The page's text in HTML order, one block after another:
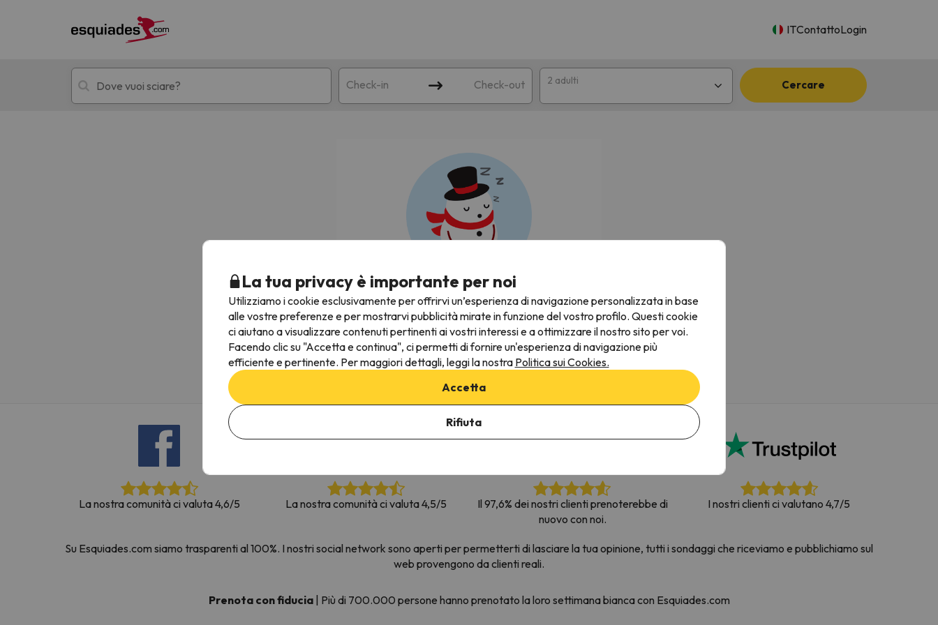
ITContattoLogin
Check-in Check-out 2 adulti Cercare
Sembra che il nostro ricercatore abbia perso la strada. Non appena troverà la bussola, tornerà.
Stiamo cercando le migliori offerte di sci!
La nostra comunità ci valuta 4,6/5 La nostra comunità ci valuta 4,5/5
Il 97,6% dei nostri clienti prenoterebbe di
nuovo con noi.
I nostri clienti ci valutano 4,7/5
Su Esquiades.com siamo trasparenti al 100%. I nostri social network sono aperti per permetterti di lasciare la tua opinione, tutti i sondaggi che riceviamo e pubblichiamo sul
web provengono da clienti reali.
Prenota con fiducia Più di 700.000 persone hanno prenotato la loro settimana bianca con Esquiades.com
La tua privacy è importante per noi
Utilizziamo i cookie esclusivamente per offrirvi un’esperienza di navigazione personalizzata in base
alle vostre preferenze e per mostrarvi pubblicità mirate in funzione del vostro profilo. Questi cookie
ci aiutano a visualizzare contenuti pertinenti ai vostri interessi e a ottimizzare il nostro sito per voi.
Facendo clic su "Accetta e continua", ci permetti di fornire un'esperienza di navigazione più
efficiente e pertinente. Per maggiori dettagli, leggi la nostra Politica sui Cookies.
Accetta
Rifiuta